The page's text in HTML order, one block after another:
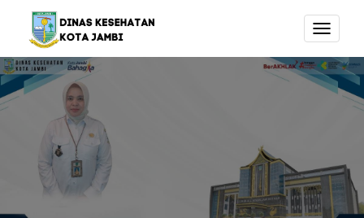
KEPALA DINAS KESEHATAN
KOTA JAMBI